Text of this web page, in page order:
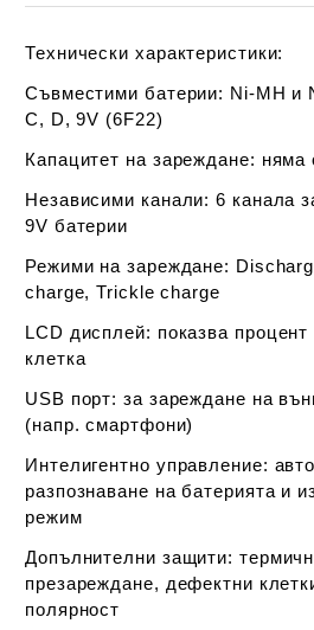
Технически характеристики:
Съвместими батерии: Ni-MH и
C, D, 9V (6F22)
Капацитет на зареждане: няма
Независими канали: 6 канала
9V батерии
Режими на зареждане:
charge, Trickle charge
LCD дисплей: показва
клетка
USB порт: за зареждане на
(напр. смартфони)
Интелигентно управление:
разпознаване на батерията и
режим
Допълнителни защити:
презареждане, дефектни
полярност